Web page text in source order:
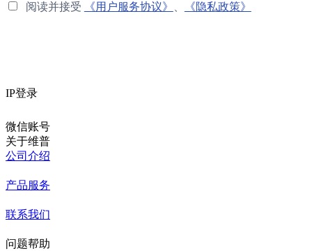
阅读并接受 《用户服务协议》 《隐私政策》
IP登录
微信账号
关于维普
公司介绍
产品服务
联系我们
问题帮助